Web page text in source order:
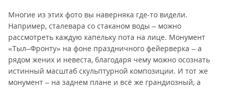
Многие из этих фото вы наверняка где-то видели.
Например, сталевара со стаканом воды – можно
рассмотреть каждую капельку пота на лице. Монумент
«Тыл–Фронту» на фоне праздничного фейерверка – а
рядом жених и невеста, благодаря чему можно осознать
истинный масштаб скульптурной композиции. И тот же
монумент – на заднем плане и всё же грандиозный, а